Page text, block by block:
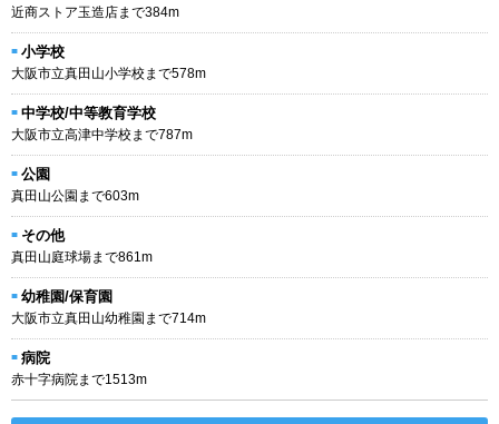
近商ストア玉造店まで384m
小学校
大阪市立真田山小学校まで578m
中学校/中等教育学校
大阪市立高津中学校まで787m
公園
真田山公園まで603m
その他
真田山庭球場まで861m
幼稚園/保育園
大阪市立真田山幼稚園まで714m
病院
赤十字病院まで1513m